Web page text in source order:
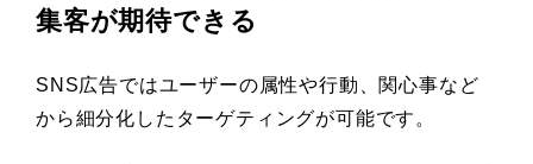
集客が期待できる
SNS広告ではユーザーの属性や行動、関心事など
から細分化したターゲティングが可能です。